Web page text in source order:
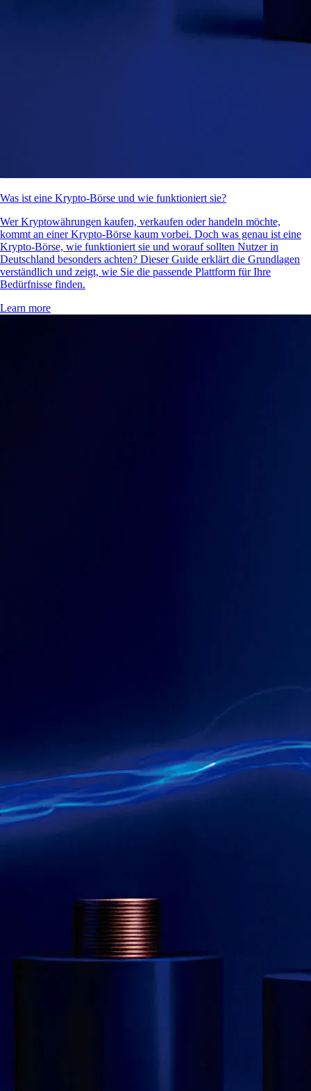
Was ist eine Krypto-Börse und wie funktioniert sie?
Wer Kryptowährungen kaufen, verkaufen oder handeln möchte,
kommt an einer Krypto-Börse kaum vorbei. Doch was genau ist eine
Krypto-Börse, wie funktioniert sie und worauf sollten Nutzer in
Deutschland besonders achten? Dieser Guide erklärt die Grundlagen
verständlich und zeigt, wie Sie die passende Plattform für Ihre
Bedürfnisse finden.
Learn more